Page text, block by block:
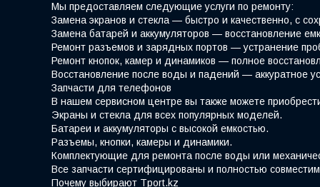
Мы предоставляем следующие услуги по ремонту:
Замена экранов и стекла — быстро и качественно, с
Замена батарей и аккумуляторов — восстановление
Ремонт разъемов и зарядных портов — устранение
Ремонт кнопок, камер и динамиков — полное
Восстановление после воды и падений — аккуратное
Запчасти для телефонов
В нашем сервисном центре вы также можете
Экраны и стекла для всех популярных моделей.
Батареи и аккумуляторы с высокой емкостью.
Разъемы, кнопки, камеры и динамики.
Комплектующие для ремонта после воды или
Все запчасти сертифицированы и полностью
Почему выбирают Tport.kz